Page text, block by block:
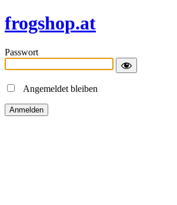
frogshop.at
Passwort
Angemeldet bleiben